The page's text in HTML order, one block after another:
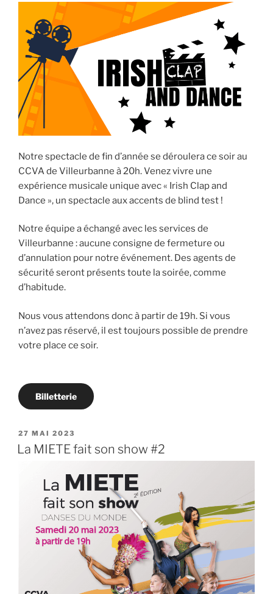
Notre spectacle de fin d’année se déroulera ce soir au
CCVA de Villeurbanne à 20h. Venez vivre une
expérience musicale unique avec « Irish Clap and
Dance », un spectacle aux accents de blind test !
Notre équipe a échangé avec les services de
Villeurbanne : aucune consigne de fermeture ou
d’annulation pour notre événement. Des agents de
sécurité seront présents toute la soirée, comme
d’habitude.
Nous vous attendons donc à partir de 19h. Si vous
n’avez pas réservé, il est toujours possible de prendre
votre place ce soir.
Billetterie
PUBLIÉ
LE
27 MAI 2023
La MIETE fait son show #2